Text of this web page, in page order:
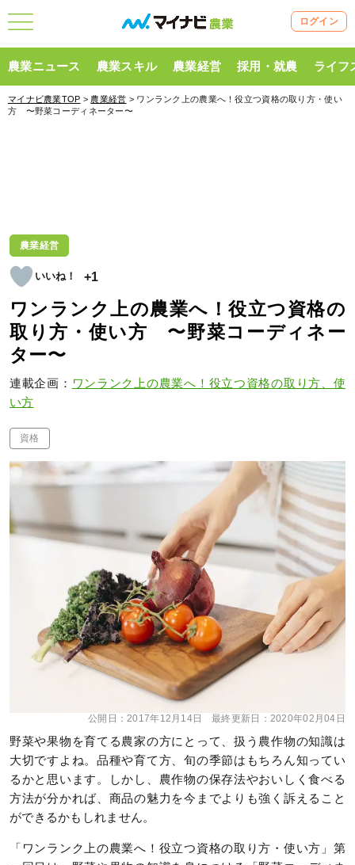
ログイン
農業ニュース 農業スキル 農業経営 採用・就農 ライフ
マイナビ農業TOP > 農業経営 > ワンランク上の農業へ！役立つ資格の取り方・使い
方 〜野菜コーディネーター〜
農業経営
+1
ワンランク上の農業へ！役立つ資格の
取り方・使い方 〜野菜コーディネー
ター〜
連載企画： ワンランク上の農業へ！役立つ資格の取り方、使
い方
資格
公開日：2017年12月14日 最終更新日： 2020年02月04日
野菜や果物を育てる農家の方にとって、扱う農作物の知識は
大切ですよね。品種や育て方、旬の季節はもちろん知ってい
るかと思います。しかし、農作物の保存法やおいしく食べる
方法が分かれば、商品の魅力を今までよりも強く訴えること
ができるかもしれません。
「ワンランク上の農業へ！役立つ資格の取り方・使い方」第